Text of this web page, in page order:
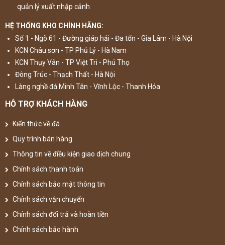
quản lý xuất nhập cảnh
HỆ THỐNG KHO CHÍNH HÃNG:
Số 1 - Ngõ 61 - Đường giáp hải - Đa tốn - Gia Lâm - Hà Nội
KCN Châu sơn - TP Phủ Lý - Hà Nam
KCN Thụy Vân - TP Việt Trì - Phú Thọ
Đông Trúc - Thạch Thất - Hà Nội
Làng nghề đá Minh Tân - Vĩnh Lộc - Thanh Hóa
HỖ TRỢ KHÁCH HÀNG
Kiến thức về đá
Quy trình bán hàng
Thông tin về điều kiện giao dịch chung
Chính sách thanh toán
Chính sách bảo mật thông tin
Chính sách vận chuyển
Chính sách đổi trả và hoàn tiền
Chính sách bảo hành